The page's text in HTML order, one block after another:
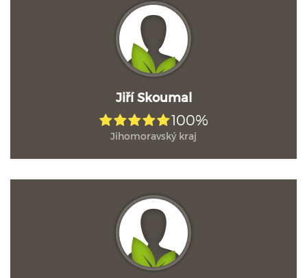
Jiří Skoumal
100%
Jihomoravský kraj